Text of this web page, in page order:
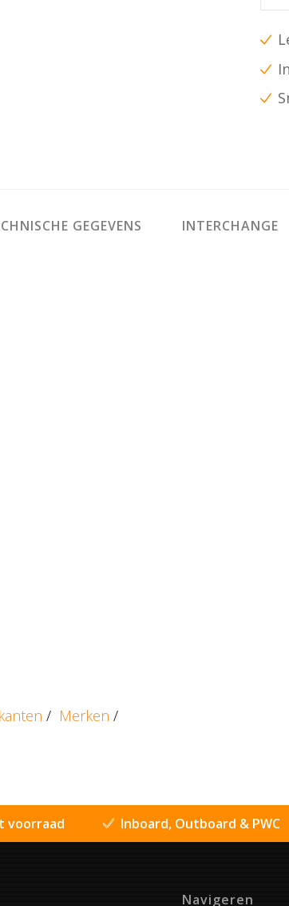
GEGEVENS INTERCHANGE
/ Merken /
voorraad Inboard, Outboard & PWC
Navigeren